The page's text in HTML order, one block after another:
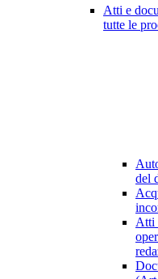
Atti e
tutte le
del
Atti